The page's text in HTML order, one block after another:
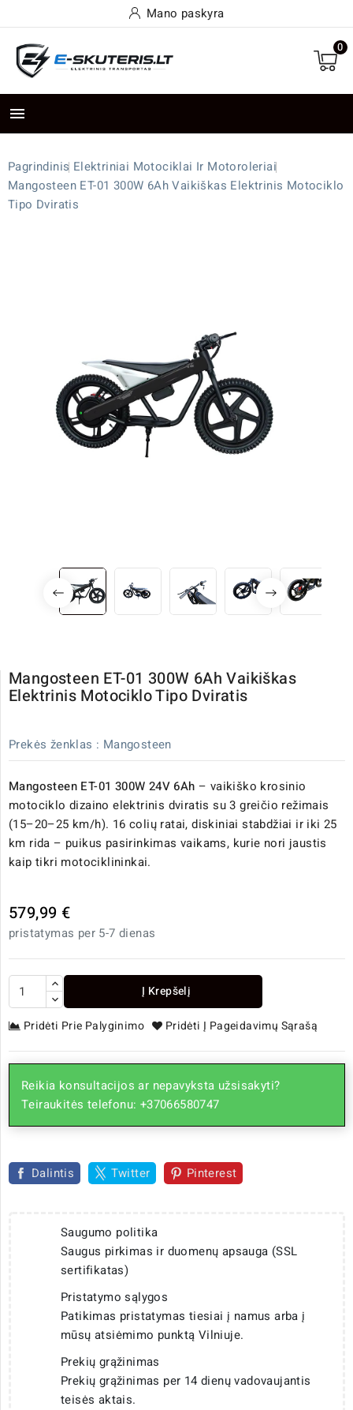
Mano paskyra
0

Pagrindinis Elektriniai Motociklai Ir Motoroleriai
Mangosteen ET-01 300W 6Ah Vaikiškas Elektrinis Motociklo
Tipo Dviratis
Mangosteen ET-01 300W 6Ah Vaikiškas
Elektrinis Motociklo Tipo Dviratis
Prekės ženklas : Mangosteen
Mangosteen ET-01 300W 24V 6Ah – vaikiško krosinio
motociklo dizaino elektrinis dviratis su 3 greičio režimais
(15–20–25 km/h). 16 colių ratai, diskiniai stabdžiai ir iki 25
km rida – puikus pasirinkimas vaikams, kurie nori jaustis
kaip tikri motociklininkai.
579,99 €
pristatymas per 5-7 dienas
Į Krepšelį
Pridėti Prie Palyginimo Pridėti Į Pageidavimų Sąrašą
Reikia konsultacijos ar nepavyksta užsisakyti?
Teiraukitės telefonu: +37066580747
Dalintis Twitter Pinterest
Saugumo politika
Saugus pirkimas ir duomenų apsauga (SSL
sertifikatas)
Pristatymo sąlygos
Patikimas pristatymas tiesiai į namus arba į
mūsų atsiėmimo punktą Vilniuje.
Prekių grąžinimas
Prekių grąžinimas per 14 dienų vadovaujantis
teisės aktais.